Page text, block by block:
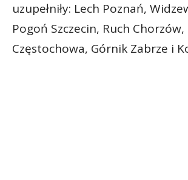
uzupełniły: Lech Poznań,
Pogoń Szczecin, Ruch
Częstochowa, Górnik Zabrze i